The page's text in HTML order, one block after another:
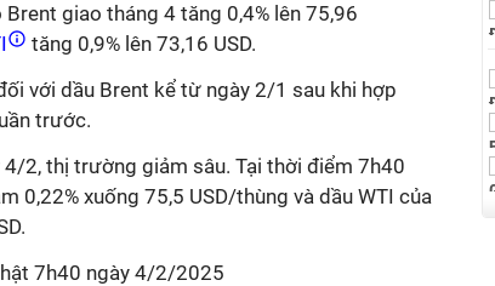
giao tháng 4 tăng 0,4% lên 75,96
tăng 0,9% lên 73,16 USD.
với dầu Brent kể từ ngày 2/1 sau khi hợp
trước.
2, thị trường giảm sâu. Tại thời điểm 7h40
0,22% xuống 75,5 USD/thùng và dầu WTI của
7h40 ngày 4/2/2025